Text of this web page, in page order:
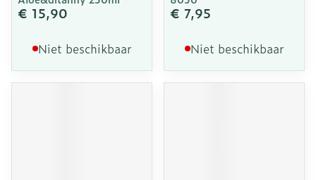
€ 15,90
Niet beschikbaar
€ 7,95
Niet beschikbaar